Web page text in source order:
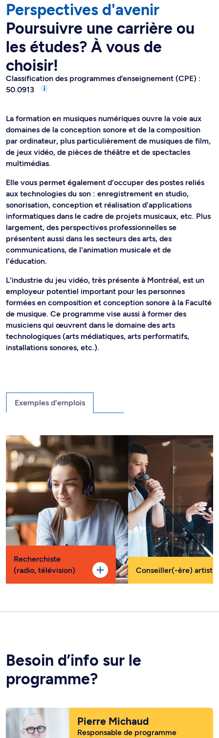
Perspectives d'avenir
Poursuivre une carrière ou
les études? À vous de
choisir!
Classification des programmes d’enseignement (CPE) :
50.0913
La formation en musiques numériques ouvre la voie aux
domaines de la conception sonore et de la composition
par ordinateur, plus particulièrement de musiques de film,
de jeux vidéo, de pièces de théâtre et de spectacles
multimédias.
Elle vous permet également d'occuper des postes reliés
aux technologies du son : enregistrement en studio,
sonorisation, conception et réalisation d'applications
informatiques dans le cadre de projets musicaux, etc. Plus
largement, des perspectives professionnelles se
présentent aussi dans les secteurs des arts, des
communications, de l'animation musicale et de
l'éducation.
L'industrie du jeu vidéo, très présente à Montréal, est un
employeur potentiel important pour les personnes
formées en composition et conception sonore à la Faculté
de musique. Ce programme vise aussi à former des
musiciens qui œuvrent dans le domaine des arts
technologiques (arts médiatiques, arts performatifs,
installations sonores, etc.).
Exemples d'emplois
Recherchiste
(radio, télévision)
Conseiller(-ère)
Besoin d’info sur le
programme?
Pierre Michaud
Responsable de programme